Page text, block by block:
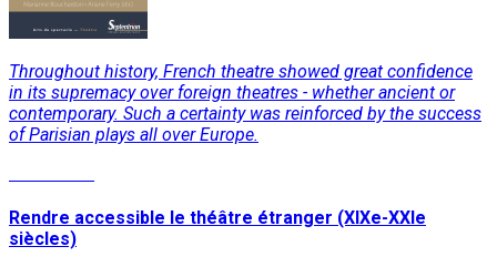
Throughout history, French theatre showed great confidence
in its supremacy over foreign theatres - whether ancient or
contemporary. Such a certainty was reinforced by the success
of Parisian plays all over Europe.
Rendre accessible le théâtre étranger (XIXe-XXIe
siècles)